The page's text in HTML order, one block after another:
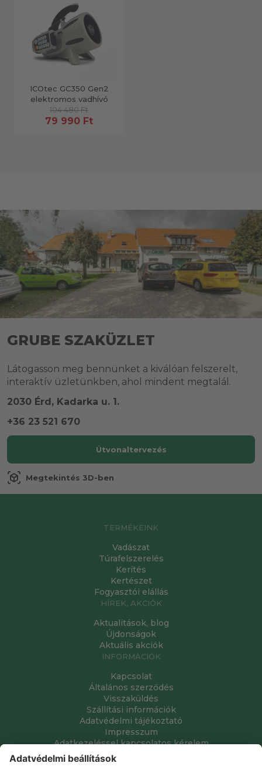
ICOtec GC350 Gen2
elektromos vadhívó
104 480 Ft
79 990 Ft
GRUBE SZAKÜZLET
Látogasson meg bennünket a kiválóan felszerelt,
interaktív üzletünkben, ahol mindent megtalál.
2030 Érd, Kadarka u. 1.
+36 23 521 670
Útvonaltervezés
view_in_ar Megtekintés 3D-ben
TERMÉKEINK
Vadászat
Túrafelszerelés
Kerítés
Kertészet
Fogyasztói elállás
HÍREK, AKCIÓK
Aktualitások, blog
Újdonságok
Aktuális akciók
INFORMÁCIÓK
Kapcsolat
Általános szerződés
Visszaküldés
Szállítási információk
Adatvédelmi tájékoztató
Impresszum
Adatkezeléssel kapcsolatos kérelem